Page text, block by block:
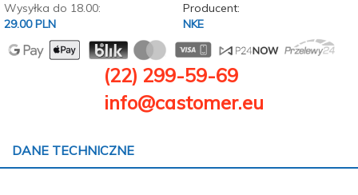
Wysyłka do 18.00:
29.00 PLN
Producent:
NKE
(22) 299-59-69
info@castomer.eu
DANE TECHNICZNE